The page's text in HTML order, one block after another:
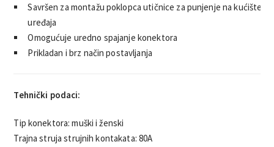
Savršen za montažu poklopca utičnice za punjenje na kućište
uređaja
Omogućuje uredno spajanje konektora
Prikladan i brz način postavljanja
Tehnički podaci:
Tip konektora: muški i ženski
Trajna struja strujnih kontakata: 80A